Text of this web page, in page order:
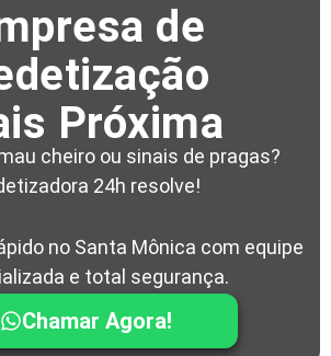
de
Próxima
cheiro ou sinais de pragas?
24h resolve!
no Santa Mônica com equipe
e total segurança.
Chamar Agora!